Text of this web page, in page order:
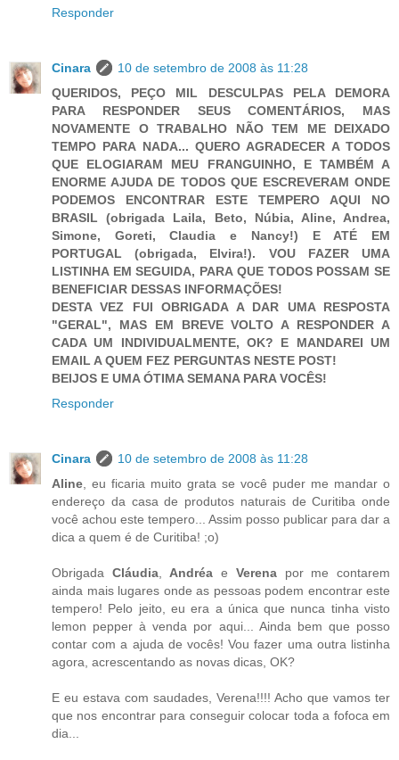
Responder
Cinara
10 de setembro de 2008 às 11:28
QUERIDOS, PEÇO MIL DESCULPAS PELA DEMORA
PARA RESPONDER SEUS COMENTÁRIOS, MAS
NOVAMENTE O TRABALHO NÃO TEM ME DEIXADO
TEMPO PARA NADA... QUERO AGRADECER A TODOS
QUE ELOGIARAM MEU FRANGUINHO, E TAMBÉM A
ENORME AJUDA DE TODOS QUE ESCREVERAM ONDE
PODEMOS ENCONTRAR ESTE TEMPERO AQUI NO
BRASIL (obrigada Laila, Beto, Núbia, Aline, Andrea,
Simone, Goreti, Claudia e Nancy!) E ATÉ EM
PORTUGAL (obrigada, Elvira!). VOU FAZER UMA
LISTINHA EM SEGUIDA, PARA QUE TODOS POSSAM SE
BENEFICIAR DESSAS INFORMAÇÕES!
DESTA VEZ FUI OBRIGADA A DAR UMA RESPOSTA
"GERAL", MAS EM BREVE VOLTO A RESPONDER A
CADA UM INDIVIDUALMENTE, OK? E MANDAREI UM
EMAIL A QUEM FEZ PERGUNTAS NESTE POST!
BEIJOS E UMA ÓTIMA SEMANA PARA VOCÊS!
Responder
Cinara
10 de setembro de 2008 às 11:28
Aline , eu ficaria muito grata se você puder me mandar o
endereço da casa de produtos naturais de Curitiba onde
você achou este tempero... Assim posso publicar para dar a
dica a quem é de Curitiba! ;o)
Obrigada Cláudia, Andréa e Verenapor me contarem
ainda mais lugares onde as pessoas podem encontrar este
tempero! Pelo jeito, eu era a única que nunca tinha visto
lemon pepper à venda por aqui... Ainda bem que posso
contar com a ajuda de vocês! Vou fazer uma outra listinha
agora, acrescentando as novas dicas, OK?
E eu estava com saudades, Verena!!!! Acho que vamos ter
que nos encontrar para conseguir colocar toda a fofoca em
dia...